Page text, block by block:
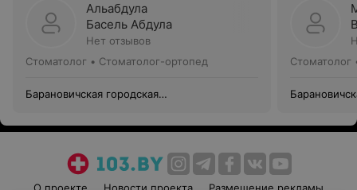
Альабдула
Басель Абдула
Нет отзывов
Стоматолог • Стоматолог-ортопед
Барановичская городская
Стоматолог